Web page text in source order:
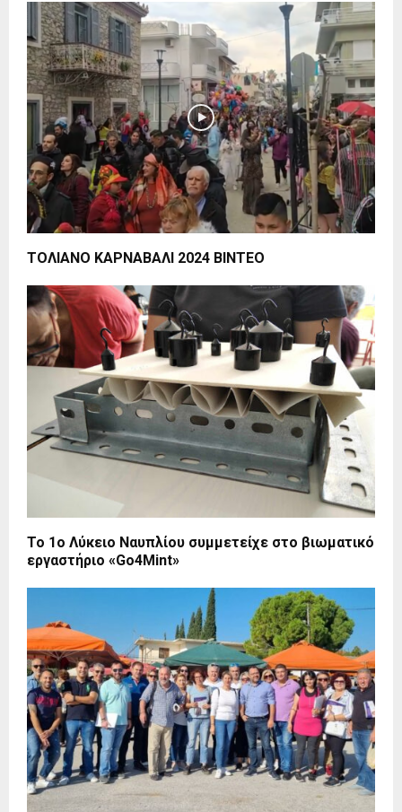
ΤΟΛΙΑΝΟ ΚΑΡΝΑΒΑΛΙ 2024 ΒΙΝΤΕΟ
Το 1ο Λύκειο Ναυπλίου συμμετείχε στο βιωματικό
εργαστήριο «Go4Mint»